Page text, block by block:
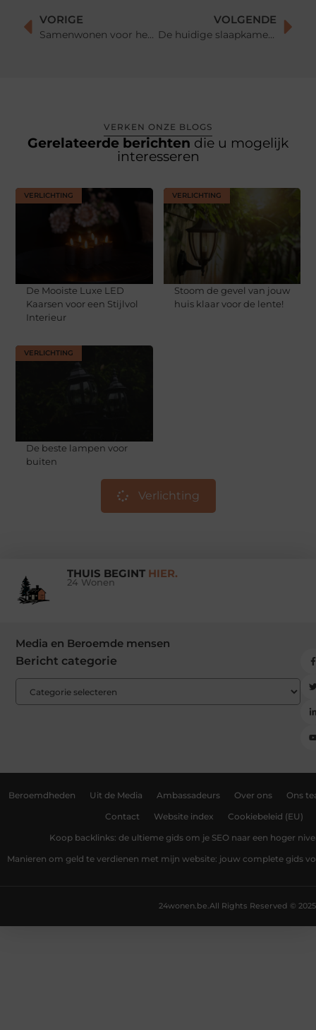
VORIGE
Samenwonen voor het eerst: Tips voor een succesvolle start
VOLGENDE
De huidige slaapkamer trends
VERKEN ONZE BLOGS
Gerelateerde berichten die u mogelijk
interesseren
VERLICHTING
De Mooiste Luxe LED
Kaarsen voor een Stijlvol
Interieur
VERLICHTING
Stoom de gevel van jouw
huis klaar voor de lente!
VERLICHTING
De beste lampen voor
buiten
Verlichting
THUIS BEGINT HIER.
24 Wonen
Media en Beroemde mensen
Bericht categorie
Beroemdheden Uit de Media Ambassadeurs Over ons Ons
Contact Website index Cookiebeleid (EU)
Koop backlinks: de ultieme gids om je SEO naar een hoger
Manieren om geld te verdienen met mijn website: jouw complete gids
All Rights Reserved © 2025
24wonen.be.